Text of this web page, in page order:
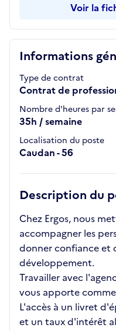
Informations
Type de contrat
Contrat de
Nombre d'heures par
35h / semaine
Localisation du poste
Caudan - 56
Description du
Chez Ergos, nous
accompagner les
donner confiance et
développement.
Travailler avec
vous apporte
L'accès à un livret
et un taux d'intérêt
Voir la